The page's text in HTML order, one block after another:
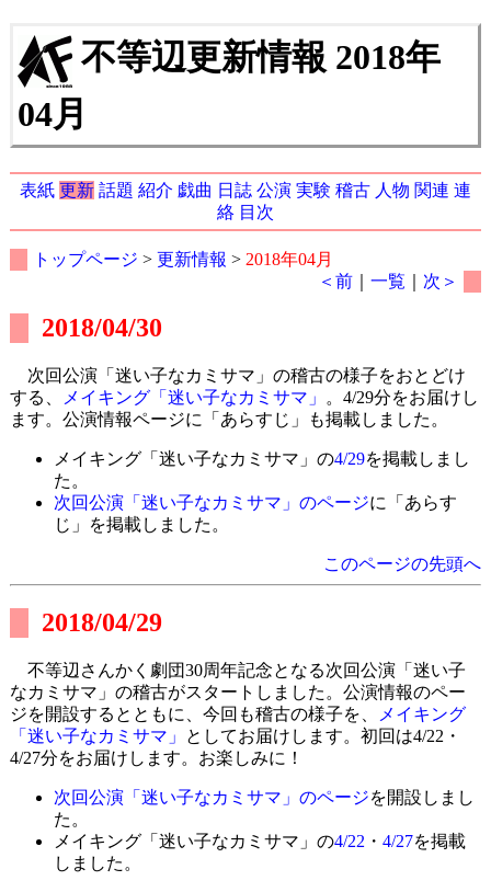
不等辺更新情報 2018年
04月
表紙 更新 話題 紹介 戯曲 日誌 公演 実験 稽古 人物 関連 連
絡 目次
トップページ > 更新情報 > 2018年04月
＜前 ｜一覧 次＞
2018/04/30
次回公演「迷い子なカミサマ」の稽古の様子をおとどけ
する、
メイキング「迷い子なカミサマ」
。4/29分をお届けし
ます。公演情報ページに「あらすじ」も掲載しました。
メイキング「迷い子なカミサマ」の4/29を掲載しまし
た。
次回公演「迷い子なカミサマ」のページに「あらす
じ」を掲載しました。
このページの先頭へ
2018/04/29
不等辺さんかく劇団30周年記念となる次回公演「迷い子
なカミサマ」の稽古がスタートしました。公演情報のペー
ジを開設するとともに、今回も稽古の様子を、
メイキング
「迷い子なカミサマ」
としてお届けします。初回は4/22・
4/27分をお届けします。お楽しみに！
次回公演「迷い子なカミサマ」のページを開設しまし
た。
メイキング「迷い子なカミサマ」の4/22 ・ 4/27を掲載
しました。